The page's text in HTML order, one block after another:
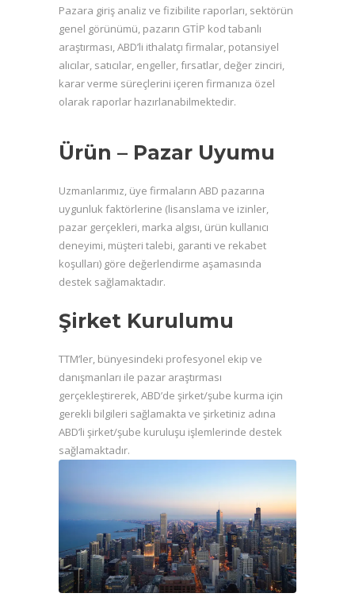
Pazara giriş analiz ve fizibilite raporları, sektörün
genel görünümü, pazarın GTİP kod tabanlı
araştırması, ABD’li ithalatçı firmalar, potansiyel
alıcılar, satıcılar, engeller, fırsatlar, değer zinciri,
karar verme süreçlerini içeren firmanıza özel
olarak raporlar hazırlanabilmektedir.
Ürün – Pazar Uyumu
Uzmanlarımız, üye firmaların ABD pazarına
uygunluk faktörlerine (lisanslama ve izinler,
pazar gerçekleri, marka algısı, ürün kullanıcı
deneyimi, müşteri talebi, garanti ve rekabet
koşulları) göre değerlendirme aşamasında
destek sağlamaktadır.
Şirket Kurulumu
TTM’ler, bünyesindeki profesyonel ekip ve
danışmanları ile pazar araştırması
gerçekleştirerek, ABD’de şirket/şube kurma için
gerekli bilgileri sağlamakta ve şirketiniz adına
ABD’li şirket/şube kuruluşu işlemlerinde destek
sağlamaktadır.